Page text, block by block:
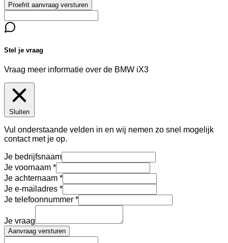
Proefrit aanvraag versturen
Stel je vraag
Vraag meer informatie over de BMW iX3
Sluiten
Vul onderstaande velden in en wij nemen zo snel mogelijk
contact met je op.
Je bedrijfsnaam
Je voornaam
Je achternaam
Je e-mailadres
Je telefoonnummer
Je vraag
Aanvraag versturen